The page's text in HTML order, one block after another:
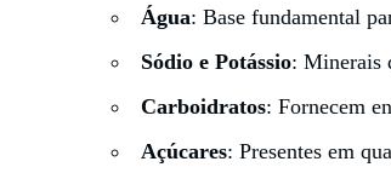
Água: Base fundamental
Sódio e Potássio: Minerais
Carboidratos: Fornecem
Açúcares: Presentes em